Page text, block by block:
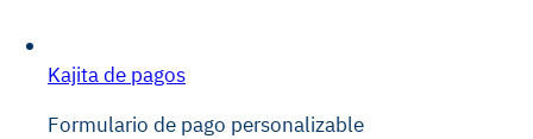
Kajita de pagos
Formulario de pago personalizable